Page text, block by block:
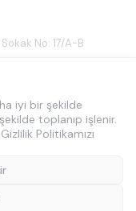
No: 17/A-B
iyi bir şekilde
toplanıp işlenir.
Politikamızı